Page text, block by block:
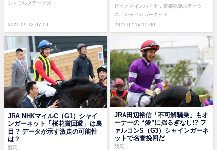
2021.09.12 07:00
ントウルステークス
2021.02.14 15:00
ビッククインバイオ
京都牝馬ステーク
ス
シャインガーネット
JRA NHKマイルC（G1）シャイ
ンガーネット「桜花賞回避」は裏
目!? データが示す激走の可能性
は？
競馬
JRA田辺裕信「不可解騎乗」もオ
ーナーの “愛”に揺るぎなし!? フ
ァルコンS（G3）シャインガーネ
ットで名誉挽回だ
競馬